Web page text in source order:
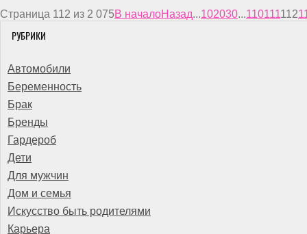
Страница 112 из 2 075В началоНазад...102030...110111112
РУБРИКИ
Автомобили
Беременность
Брак
Бренды
Гардероб
Дети
Для мужчин
Дом и семья
Искусство быть родителями
Карьера